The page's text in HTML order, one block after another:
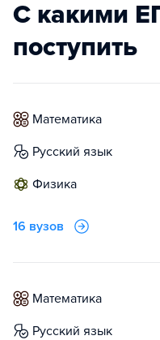
С какими
поступить
математика
русский язык
физика
16 вузов
математика
русский язык